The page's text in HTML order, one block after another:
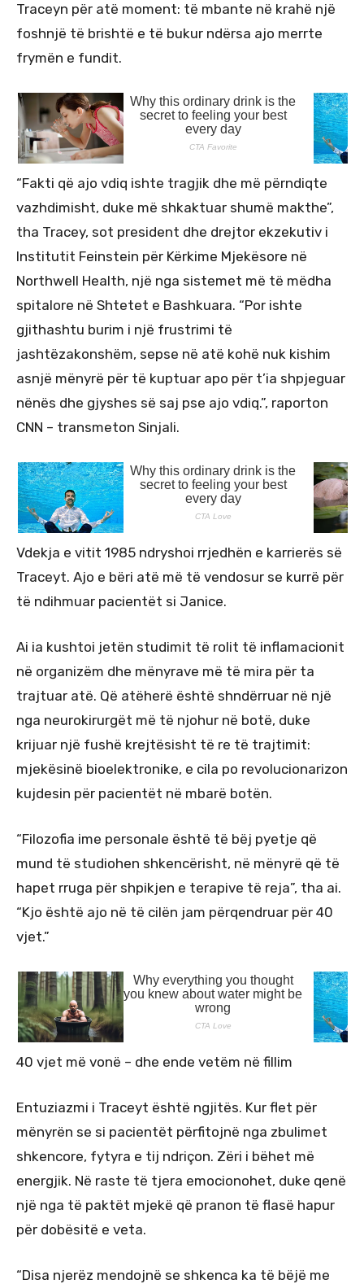
Traceyn për atë moment: të mbante në krahë një
foshnjë të brishtë e të bukur ndërsa ajo merrte
frymën e fundit.
“Fakti që ajo vdiq ishte tragjik dhe më përndiqte
vazhdimisht, duke më shkaktuar shumë makthe”,
tha Tracey, sot president dhe drejtor ekzekutiv i
Institutit Feinstein për Kërkime Mjekësore në
Northwell Health, një nga sistemet më të mëdha
spitalore në Shtetet e Bashkuara. “Por ishte
gjithashtu burim i një frustrimi të
jashtëzakonshëm, sepse në atë kohë nuk kishim
asnjë mënyrë për të kuptuar apo për t’ia shpjeguar
nënës dhe gjyshes së saj pse ajo vdiq.”, raporton
CNN – transmeton Sinjali.
Vdekja e vitit 1985 ndryshoi rrjedhën e karrierës së
Traceyt. Ajo e bëri atë më të vendosur se kurrë për
të ndihmuar pacientët si Janice.
Ai ia kushtoi jetën studimit të rolit të inflamacionit
në organizëm dhe mënyrave më të mira për ta
trajtuar atë. Që atëherë është shndërruar në një
nga neurokirurgët më të njohur në botë, duke
krijuar një fushë krejtësisht të re të trajtimit:
mjekësinë bioelektronike, e cila po revolucionarizon
kujdesin për pacientët në mbarë botën.
“Filozofia ime personale është të bëj pyetje që
mund të studiohen shkencërisht, në mënyrë që të
hapet rruga për shpikjen e terapive të reja”, tha ai.
“Kjo është ajo në të cilën jam përqendruar për 40
vjet.”
40 vjet më vonë – dhe ende vetëm në fillim
Entuziazmi i Traceyt është ngjitës. Kur flet për
mënyrën se si pacientët përfitojnë nga zbulimet
shkencore, fytyra e tij ndriçon. Zëri i bëhet më
energjik. Në raste të tjera emocionohet, duke qenë
një nga të paktët mjekë që pranon të flasë hapur
për dobësitë e veta.
“Disa njerëz mendojnë se shkenca ka të bëjë me